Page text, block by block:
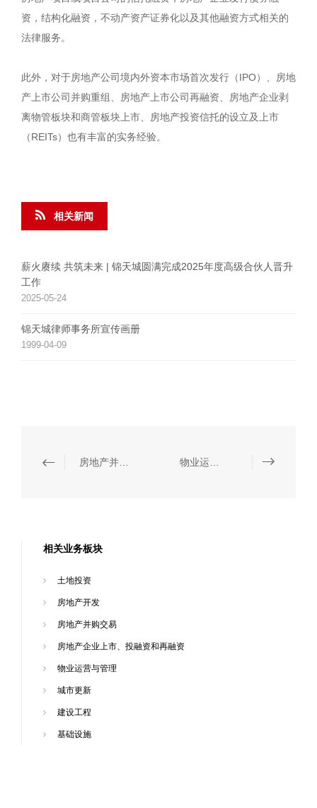
资，结构化融资，不动产资产证券化以及其他融资方式相关的
法律服务。
此外，对于房地产公司境内外资本市场首次发行（IPO）、房地
产上市公司并购重组、房地产上市公司再融资、房地产企业剥
离物管板块和商管板块上市、房地产投资信托的设立及上市
（REITs）也有丰富的实务经验。
相关新闻
薪火赓续 共筑未来 | 锦天城圆满完成2025年度高级合伙人晋升
工作
2025-05-24
锦天城律师事务所宣传画册
1999-04-09
相关业务板块
土地投资
房地产开发
房地产并购交易
房地产企业上市、投融资和再融资
物业运营与管理
城市更新
建设工程
基础设施